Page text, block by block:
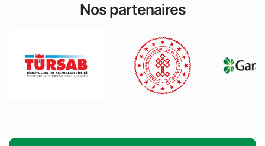
Nos partenaires